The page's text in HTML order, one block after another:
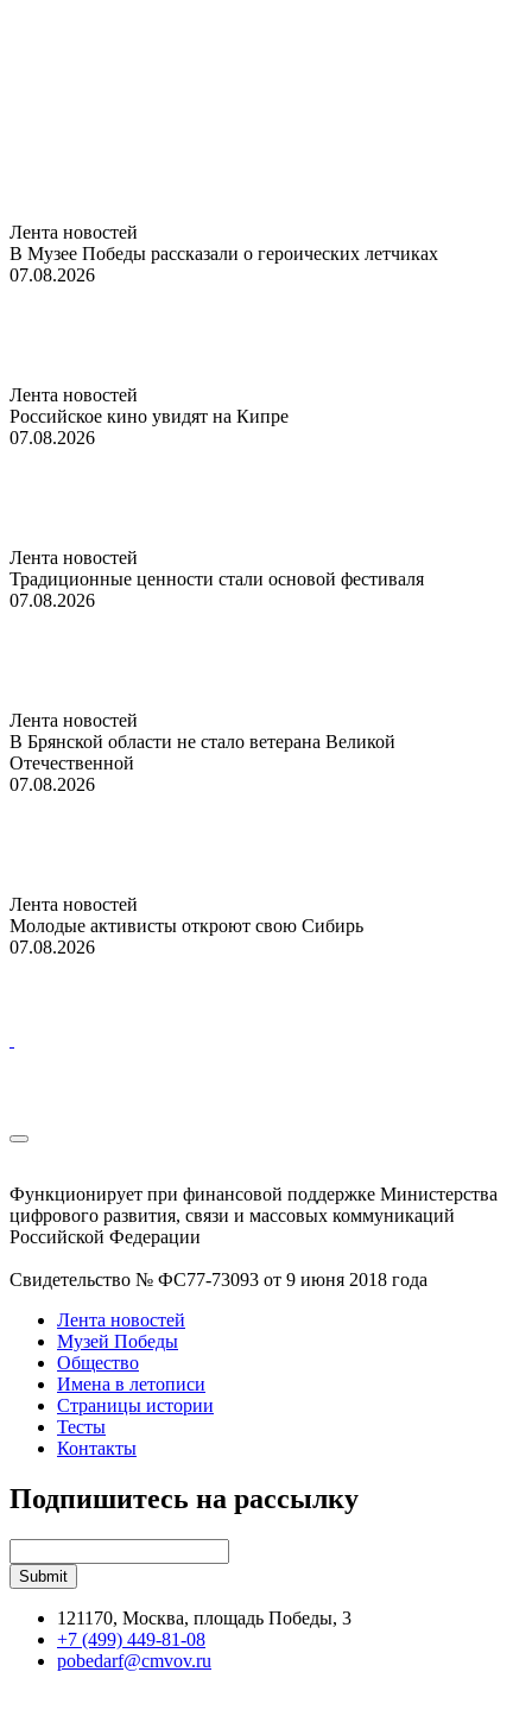
Лента новостей
В Музее Победы рассказали о героических летчиках
07.08.2026
Лента новостей
Российское кино увидят на Кипре
07.08.2026
Лента новостей
Традиционные ценности стали основой фестиваля
07.08.2026
Лента новостей
В Брянской области не стало ветерана Великой
Отечественной
07.08.2026
Лента новостей
Молодые активисты откроют свою Сибирь
07.08.2026
Функционирует при финансовой поддержке Министерства
цифрового развития, связи и массовых коммуникаций
Российской Федерации
Свидетельство № ФС77-73093 от 9 июня 2018 года
Лента новостей
Музей Победы
Общество
Имена в летописи
Страницы истории
Тесты
Контакты
Подпишитесь на рассылку
121170, Москва, площадь Победы, 3
+7 (499) 449-81-08
pobedarf@cmvov.ru